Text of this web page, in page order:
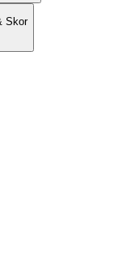
Skor